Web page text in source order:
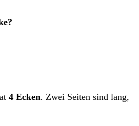
4 Ecken. Zwei Seiten sind lang,